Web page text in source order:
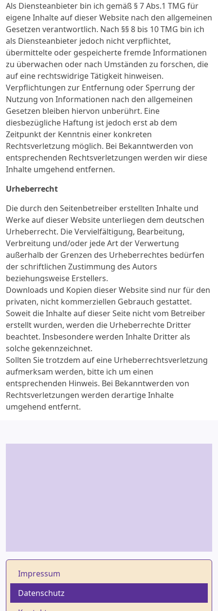
Als Diensteanbieter bin ich gemäß § 7 Abs.1 TMG für
eigene Inhalte auf dieser Website nach den allgemeinen
Gesetzen verantwortlich. Nach §§ 8 bis 10 TMG bin ich
als Diensteanbieter jedoch nicht verpflichtet,
übermittelte oder gespeicherte fremde Informationen
zu überwachen oder nach Umständen zu forschen, die
auf eine rechtswidrige Tätigkeit hinweisen.
Verpflichtungen zur Entfernung oder Sperrung der
Nutzung von Informationen nach den allgemeinen
Gesetzen bleiben hiervon unberührt. Eine
diesbezügliche Haftung ist jedoch erst ab dem
Zeitpunkt der Kenntnis einer konkreten
Rechtsverletzung möglich. Bei Bekanntwerden von
entsprechenden Rechtsverletzungen werden wir diese
Inhalte umgehend entfernen.
Urheberrecht
Die durch den Seitenbetreiber erstellten Inhalte und
Werke auf dieser Website unterliegen dem deutschen
Urheberrecht. Die Vervielfältigung, Bearbeitung,
Verbreitung und/oder jede Art der Verwertung
außerhalb der Grenzen des Urheberrechtes bedürfen
der schriftlichen Zustimmung des Autors
beziehungsweise Erstellers.
Downloads und Kopien dieser Website sind nur für den
privaten, nicht kommerziellen Gebrauch gestattet.
Soweit die Inhalte auf dieser Seite nicht vom Betreiber
erstellt wurden, werden die Urheberrechte Dritter
beachtet. Insbesondere werden Inhalte Dritter als
solche gekennzeichnet.
Sollten Sie trotzdem auf eine Urheberrechtsverletzung
aufmerksam werden, bitte ich um einen
entsprechenden Hinweis. Bei Bekanntwerden von
Rechtsverletzungen werden derartige Inhalte
umgehend entfernt.
Impressum
Datenschutz